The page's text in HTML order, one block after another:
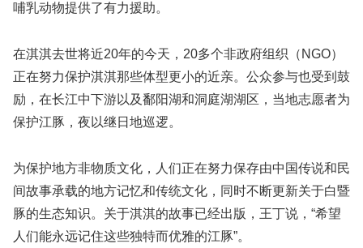
哺乳动物提供了有力援助。
在淇淇去世将近20年的今天，20多个非政府组织（NGO）
正在努力保护淇淇那些体型更小的近亲。公众参与也受到鼓
励，在长江中下游以及鄱阳湖和洞庭湖湖区，当地志愿者为
保护江豚，夜以继日地巡逻。
为保护地方非物质文化，人们正在努力保存由中国传说和民
间故事承载的地方记忆和传统文化，同时不断更新关于白暨
豚的生态知识。关于淇淇的故事已经出版，王丁说，“希望
人们能永远记住这些独特而优雅的江豚”。